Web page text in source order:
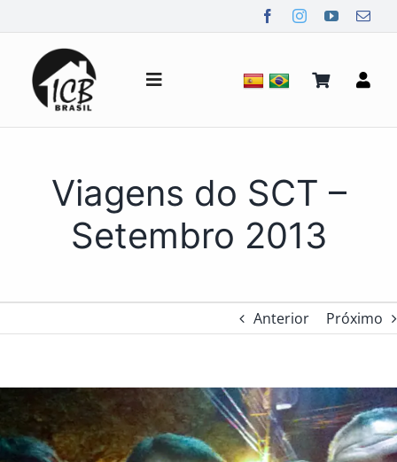
para
conteúdo
Alternar
navegação
Notícias
Viagens do SCT –
Setembro 2013
Anterior Próximo